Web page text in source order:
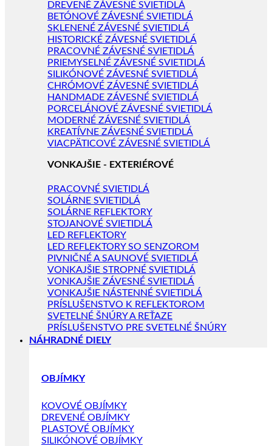
DREVENÉ ZÁVESNÉ SVIETIDLÁ
BETÓNOVÉ ZÁVESNÉ SVIETIDLÁ
SKLENENÉ ZÁVESNÉ SVIETIDLÁ
HISTORICKÉ ZÁVESNÉ SVIETIDLÁ
PRACOVNÉ ZÁVESNÉ SVIETIDLÁ
PRIEMYSELNÉ ZÁVESNÉ SVIETIDLÁ
SILIKÓNOVÉ ZÁVESNÉ SVIETIDLÁ
CHRÓMOVÉ ZÁVESNÉ SVIETIDLÁ
HANDMADE ZÁVESNÉ SVIETIDLÁ
PORCELÁNOVÉ ZÁVESNÉ SVIETIDLÁ
MODERNÉ ZÁVESNÉ SVIETIDLÁ
KREATÍVNE ZÁVESNÉ SVIETIDLÁ
VIACPÄTICOVÉ ZÁVESNÉ SVIETIDLÁ
VONKAJŠIE - EXTERIÉROVÉ
PRACOVNÉ SVIETIDLÁ
SOLÁRNE SVIETIDLÁ
SOLÁRNE REFLEKTORY
STOJANOVÉ SVIETIDLÁ
LED REFLEKTORY
LED REFLEKTORY SO SENZOROM
PIVNIČNÉ A SAUNOVÉ SVIETIDLÁ
VONKAJŠIE STROPNÉ SVIETIDLÁ
VONKAJŠIE ZÁVESNÉ SVIETIDLÁ
VONKAJŠIE NÁSTENNÉ SVIETIDLÁ
PRÍSLUŠENSTVO K REFLEKTOROM
SVETELNÉ ŠNÚRY A REŤAZE
PRÍSLUŠENSTVO PRE SVETELNÉ ŠNÚRY
NÁHRADNÉ DIELY
OBJÍMKY
KOVOVÉ OBJÍMKY
DREVENÉ OBJÍMKY
PLASTOVÉ OBJÍMKY
SILIKÓNOVÉ OBJÍMKY